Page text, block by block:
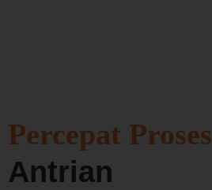
Percepat Proses
Antrian